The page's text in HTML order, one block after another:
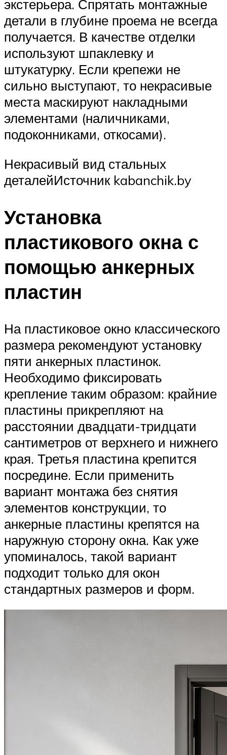
экстерьера. Спрятать монтажные
детали в глубине проема не всегда
получается. В качестве отделки
используют шпаклевку и
штукатурку. Если крепежи не
сильно выступают, то некрасивые
места маскируют накладными
элементами (наличниками,
подоконниками, откосами).
Некрасивый вид стальных
деталейИсточник kabanchik.by
Установка
пластикового окна с
помощью анкерных
пластин
На пластиковое окно классического
размера рекомендуют установку
пяти анкерных пластинок.
Необходимо фиксировать
крепление таким образом: крайние
пластины прикрепляют на
расстоянии двадцати-тридцати
сантиметров от верхнего и нижнего
края. Третья пластина крепится
посредине. Если применить
вариант монтажа без снятия
элементов конструкции, то
анкерные пластины крепятся на
наружную сторону окна. Как уже
упоминалось, такой вариант
подходит только для окон
стандартных размеров и форм.